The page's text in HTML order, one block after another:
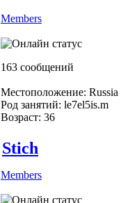
Members
163 сообщений
Местоположение: Russia
Род занятий: le7el5is.m
Возраст: 36
Stich
Members